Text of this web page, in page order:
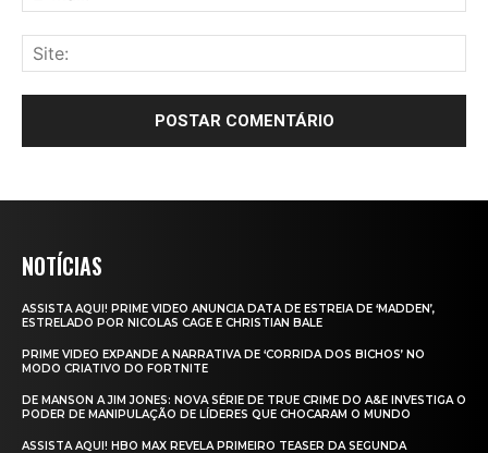
NOTÍCIAS
ASSISTA AQUI! PRIME VIDEO ANUNCIA DATA DE ESTREIA DE ‘MADDEN’,
ESTRELADO POR NICOLAS CAGE E CHRISTIAN BALE
PRIME VIDEO EXPANDE A NARRATIVA DE ‘CORRIDA DOS BICHOS’ NO
MODO CRIATIVO DO FORTNITE
DE MANSON A JIM JONES: NOVA SÉRIE DE TRUE CRIME DO A&E INVESTIGA O
PODER DE MANIPULAÇÃO DE LÍDERES QUE CHOCARAM O MUNDO
ASSISTA AQUI! HBO MAX REVELA PRIMEIRO TEASER DA SEGUNDA